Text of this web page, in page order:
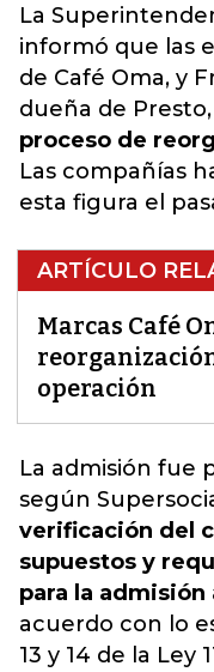
La
informó que las
de Café Oma, y
dueña de Presto,
proceso de
Las compañías
esta figura el
ARTÍCULO
Marcas Café
operación
La admisión fue
según
verificación del
supuestos y
para la admisión
acuerdo con lo
13 y 14 de la Ley